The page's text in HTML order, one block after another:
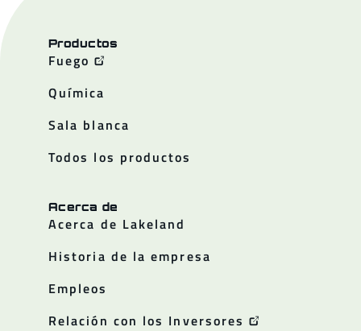
Productos
Fuego
Química
Sala blanca
Todos los productos
Acerca de
Acerca de Lakeland
Historia de la empresa
Empleos
Relación con los Inversores